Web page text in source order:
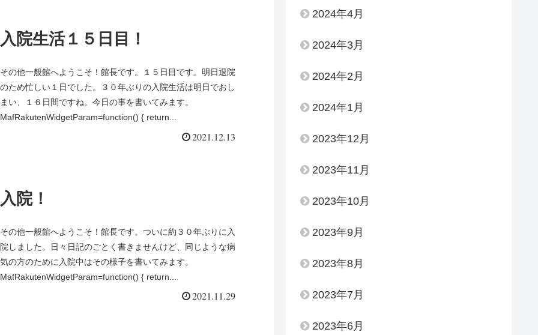
入院生活１５日目！
その他一般館へようこそ！館長です。１５日目です。明日退院
のため忙しい１日でした。３０年ぶりの入院生活は明日でおし
まい、１６日間ですね。今日の事を書いてみます。
MafRakutenWidgetParam=function() { return...
2021.12.13
入院！
その他一般館へようこそ！館長です。ついに約３０年ぶりに入
院しました。日々日記のごとく書きませんけど、同じような病
気の方のために入院中はその様子を書いてみます。
MafRakutenWidgetParam=function() { return...
2021.11.29
2024年4月
2024年3月
2024年2月
2024年1月
2023年12月
2023年11月
2023年10月
2023年9月
2023年8月
2023年7月
2023年6月